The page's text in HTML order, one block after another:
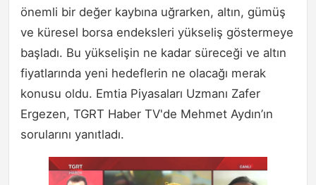
önemli bir değer kaybına uğrarken, altın, gümüş
ve küresel borsa endeksleri yükseliş göstermeye
başladı. Bu yükselişin ne kadar süreceği ve altın
fiyatlarında yeni hedeflerin ne olacağı merak
konusu oldu. Emtia Piyasaları Uzmanı Zafer
Ergezen, TGRT Haber TV'de Mehmet Aydın’ın
sorularını yanıtladı.